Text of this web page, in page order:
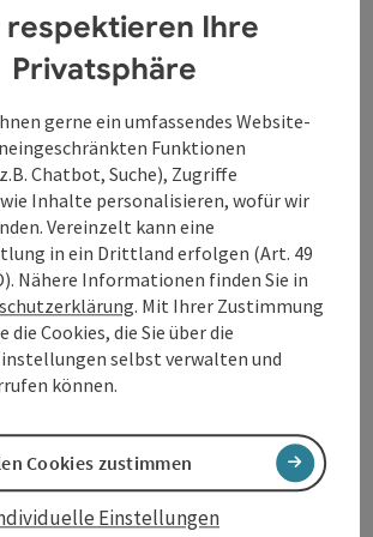
Ticket OÖ
Ticket OÖvom OÖ.
ist bereits die Anreise zum
ein Erlebnis, www.ooevv.at
Ticket
suchen
respektieren Ihre
Privatsphäre
gerne ein umfassendes Website-
Funktionen
Chatbot, Suche), Zugriffe
Inhalte personalisieren, wofür wir
Vereinzelt kann eine
in ein Drittland erfolgen (Art. 49
Nähere Informationen finden Sie in
. Mit Ihrer Zustimmung
die Cookies, die Sie über die
selbst verwalten und
können.
Einstellungen
Cookies zustimmen